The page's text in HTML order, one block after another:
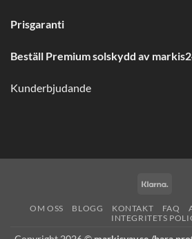
Prisgaranti
Beställ Premium solskydd av
Kunderbjudande
OM OSS BLOGG KONTAKT FAQ
INTEGRITETS